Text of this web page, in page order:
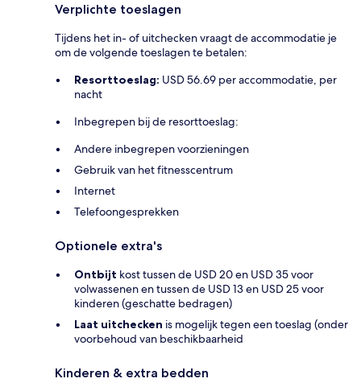
Verplichte toeslagen
Tijdens het in- of uitchecken vraagt de accommodatie je
om de volgende toeslagen te betalen:
Resorttoeslag: USD 56.69 per accommodatie, per
nacht
Inbegrepen bij de resorttoeslag:
Andere inbegrepen voorzieningen
Gebruik van het fitnesscentrum
Internet
Telefoongesprekken
Optionele extra's
Ontbijt kost tussen de USD 20 en USD 35 voor
volwassenen en tussen de USD 13 en USD 25 voor
kinderen (geschatte bedragen)
Laat uitchecken is mogelijk tegen een toeslag (onder
voorbehoud van beschikbaarheid
Kinderen & extra bedden